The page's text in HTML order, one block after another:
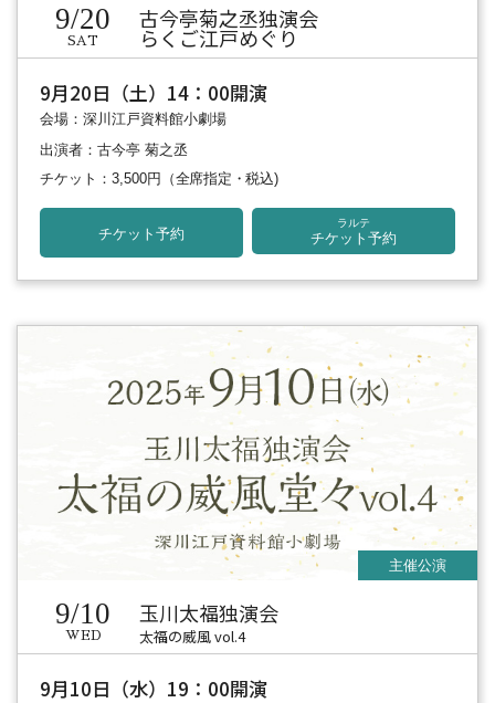
9/20
SAT
古今亭菊之丞独演会
らくご江戸めぐり
9月20日（土）14：00開演
会場：深川江戸資料館小劇場
出演者：古今亭 菊之丞
チケット：3,500円
（全席指定・税込)
チケット予約
ラルテ
チケット予約
9/10
WED
玉川太福独演会
太福の威風 vol.4
9月10日（水）19：00開演